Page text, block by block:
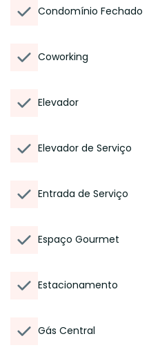
Condomínio Fechado
Coworking
Elevador
Elevador de Serviço
Entrada de Serviço
Espaço Gourmet
Estacionamento
Gás Central